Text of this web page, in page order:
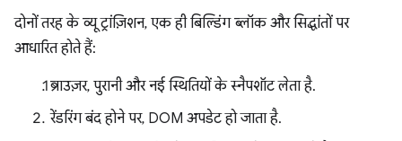
दोनों तरह के व्यू ट्रांज़िशन, एक ही बिल्डिंग ब्लॉक और सिद्धांतों पर
आधारित होते हैं:
ब्राउज़र, पुरानी और नई स्थितियों के स्नैपशॉट लेता है.
रेंडरिंग बंद होने पर, DOM अपडेट हो जाता है.